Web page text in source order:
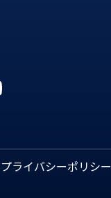
プライバシーポリシー